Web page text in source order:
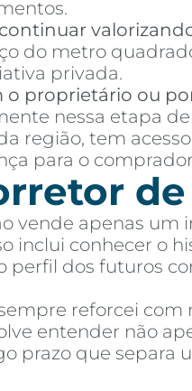
do metro
privada.
proprietário ou
nessa etapa
região, tem
para o
vende apenas
inclui conhecer o
perfil dos futuros
reforcei
entender não
prazo que